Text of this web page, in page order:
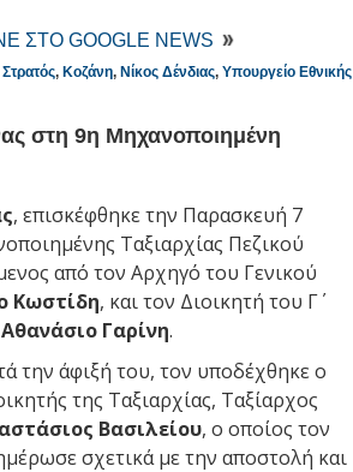
ΣΤΟ GOOGLE NEWS
, Κοζάνη, Νίκος Δένδιας, Υπουργείο Εθνικής
στη 9η Μηχανοποιημένη
, επισκέφθηκε την Παρασκευή 7
Ταξιαρχίας Πεζικού
από τον Αρχηγό του Γενικού
Κωστίδη, και τον Διοικητή του Γ΄
Αθανάσιο Γαρίνη.
την άφιξή του, τον υποδέχθηκε ο
της Ταξιαρχίας, Ταξίαρχος
Βασιλείου, ο οποίος τον
σχετικά με την αποστολή και